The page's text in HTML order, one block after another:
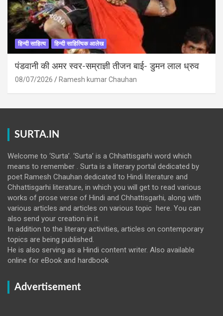
हिन्दी साहित्य हिन्दी साहित्यिक आलेख
पंडवानी की अमर स्वर-सम्राज्ञी तीजन बाई- डुमन लाल ध्रुव
08/07/2026 Ramesh kumar Chauhan
SURTA.IN
Welcome to ‘Surta’. ‘Surta’ is a Chhattisgarhi word which
means to remember . Surta is a literary portal dedicated by
poet Ramesh Chauhan dedicated to Hindi literature and
Chhattisgarhi literature, in which you will get to read various
works of prose verse of Hindi and Chhattisgarhi, along with
various articles and articles on various topic here. You can
also send your creation in it.
In addition to the literary activities, articles on contemporary
topics are being published.
He is also serving as a Hindi content writer. Also available
online for eBook and hardbook
Advertisement